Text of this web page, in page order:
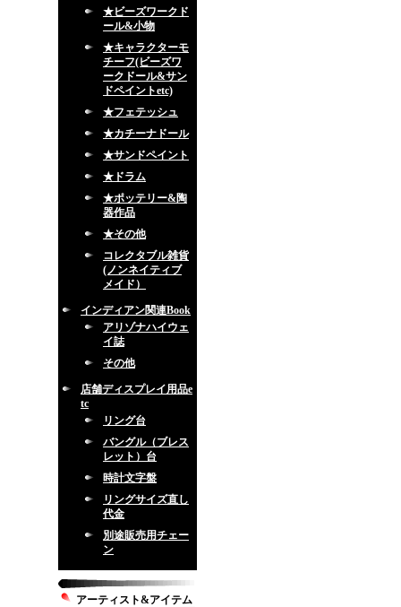
★ビーズワークド
ール&小物
★キャラクターモ
チーフ(ビーズワ
ークドール&サン
ドペイントetc)
★フェテッシュ
★カチーナドール
★サンドペイント
★ドラム
★ポッテリー&陶
器作品
★その他
コレクタブル雑貨
(ノンネイティブ
メイド）
インディアン関連Book
アリゾナハイウェ
イ誌
その他
店舗ディスプレイ用品e
tc
リング台
バングル（ブレス
レット）台
時計文字盤
リングサイズ直し
代金
別途販売用チェー
ン
アーティスト&アイテム